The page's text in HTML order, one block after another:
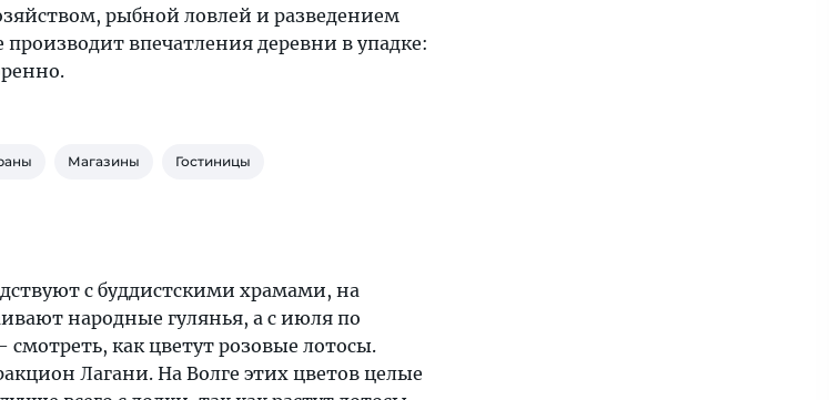
рыбной ловлей и разведением
впечатления деревни в упадке:
Магазины Гостиницы
с буддистскими храмами, на
народные гулянья, а с июля по
как цветут розовые лотосы.
Лагани. На Волге этих цветов целые